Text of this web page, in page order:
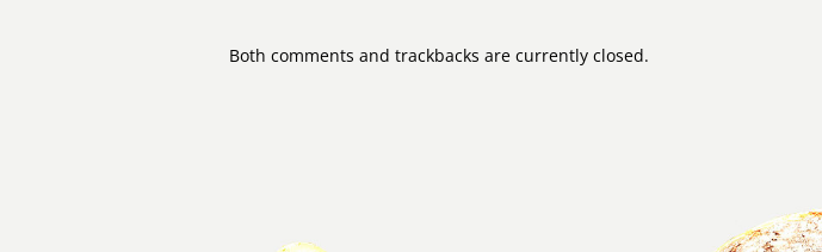
Both comments and trackbacks are currently closed.